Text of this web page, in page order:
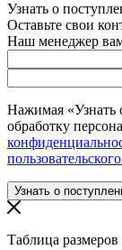
Узнать о
Оставьте свои
Наш менеджер вам
Нажимая «Узнать
обработку
Таблица размеров